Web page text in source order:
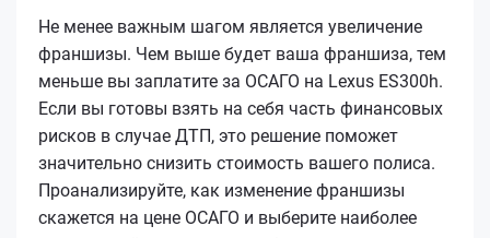
Не менее важным шагом является увеличение
франшизы. Чем выше будет ваша франшиза, тем
меньше вы заплатите за ОСАГО на Lexus ES300h.
Если вы готовы взять на себя часть финансовых
рисков в случае ДТП, это решение поможет
значительно снизить стоимость вашего полиса.
Проанализируйте, как изменение франшизы
скажется на цене ОСАГО и выберите наиболее